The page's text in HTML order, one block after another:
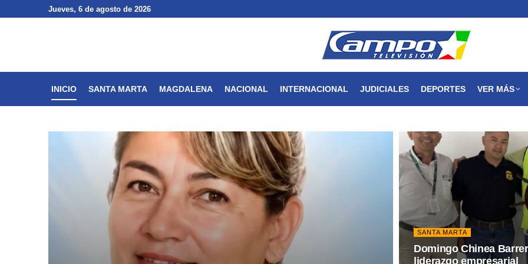
Jueves, 6 de agosto de 2026
INICIO SANTA MARTA MAGDALENA NACIONAL INTERNACIONAL JUDICIALES DEPORTES VER MÁS
SANTA MARTA
Domingo Chinea
liderazgo empresarial
Jueves, 6 de agosto de 2026
NACIONAL INTERNACIONAL